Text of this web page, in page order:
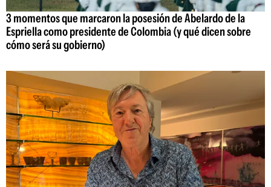
3 momentos que marcaron la posesión de Abelardo de la
Espriella como presidente de Colombia (y qué dicen sobre
cómo será su gobierno)